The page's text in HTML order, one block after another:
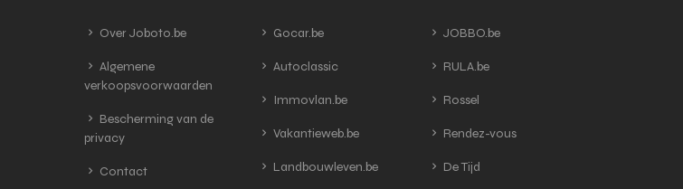
Over Joboto.be
Algemene
verkoopsvoorwaarden
Bescherming van de
privacy
Contact
Gocar.be
Autoclassic
Immovlan.be
Vakantieweb.be
Landbouwleven.be
JOBBO.be
RULA.be
Rossel
Rendez-vous
De Tijd